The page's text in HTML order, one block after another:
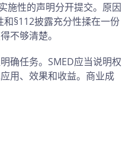
施性的声明分开提交。原因
§112披露充分性揉在一份
不够清楚。
确任务。SMED应当说明权
用、效果和收益。商业成